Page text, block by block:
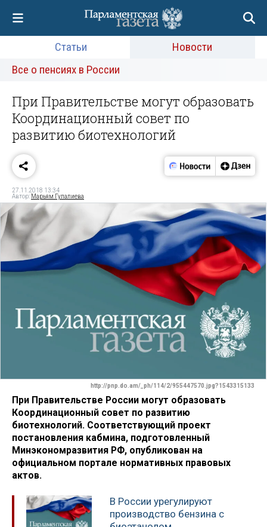
Статьи
Новости
Все о пенсиях в России
При Правительстве могут образовать
Координационный совет по
развитию биотехнологий
27.11.2018 13:34
Автор: Марьям Гулалиева
http://pnp.do.am/_ph/114/2/955447570.jpg?1543315133
При Правительстве России могут образовать
Координационный совет по развитию
биотехнологий. Соответствующий проект
постановления кабмина, подготовленный
Минэкономразвития РФ, опубликован на
официальном портале нормативных правовых
актов.
В России урегулируют
производство бензина с